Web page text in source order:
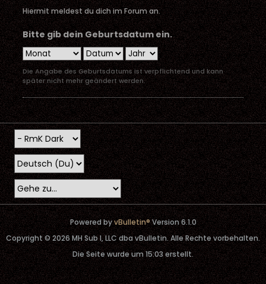
Hiermit meldest du dich im Forum an.
Bitte gib dein Geburtsdatum ein.
Die Angabe des Geburtsdatums ist verpflichtend und kann
später nicht mehr geändert werden.
Powered byvBulletin®Version 6.1.0
Copyright © 2026 MH Sub I, LLC dba vBulletin. Alle Rechte vorbehalten.
Die Seite wurde um 15:03 erstellt.